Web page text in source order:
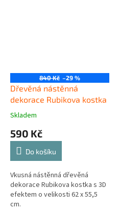
840 Kč –29 %
Dřevěná nástěnná
dekorace Rubikova kostka
Skladem
590 Kč
Do košíku
Vkusná nástěnná dřevěná
dekorace Rubikova kostka s 3D
efektem o velikosti 62 x 55,5
cm.